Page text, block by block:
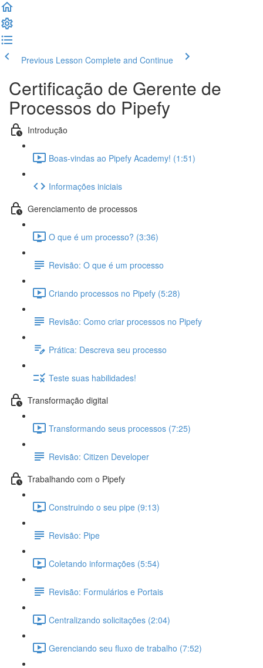
Previous Lesson Complete and Continue
Certificação de Gerente de
Processos do Pipefy
Introdução
Boas-vindas ao Pipefy Academy! (1:51)
Informações iniciais
Gerenciamento de processos
O que é um processo? (3:36)
Revisão: O que é um processo
Criando processos no Pipefy (5:28)
Revisão: Como criar processos no Pipefy
Prática: Descreva seu processo
Teste suas habilidades!
Transformação digital
Transformando seus processos (7:25)
Revisão: Citizen Developer
Trabalhando com o Pipefy
Construindo o seu pipe (9:13)
Revisão: Pipe
Coletando informações (5:54)
Revisão: Formulários e Portais
Centralizando solicitações (2:04)
Gerenciando seu fluxo de trabalho (7:52)